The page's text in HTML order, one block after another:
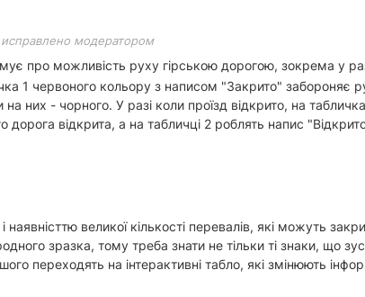
исправлено модератором
про можливість руху гірською дорогою, зокрема у
1 червоного кольору з написом "Закрито" забороняє
них - чорного. У разі коли проїзд відкрито, на
відкрита, а на табличці 2 роблять напис
великої кількості перевалів, які можуть
зразка, тому треба знати не тільки ті знаки, що
переходять на інтерактивні табло, які змінюють